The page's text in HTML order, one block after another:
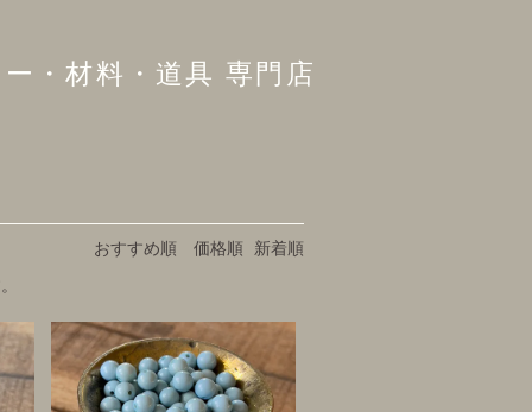
・材料・道具 専門店
おすすめ順 価格順 新着順